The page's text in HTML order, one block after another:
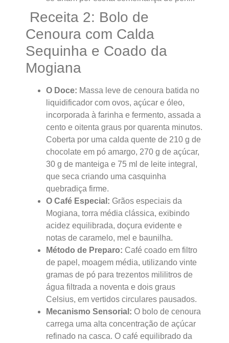
Receita 2: Bolo de
Cenoura com Calda
Sequinha e Coado da
Mogiana
O Doce: Massa leve de cenoura batida no
liquidificador com ovos, açúcar e óleo,
incorporada à farinha e fermento, assada a
cento e oitenta graus por quarenta minutos.
Coberta por uma calda quente de 210 g de
chocolate em pó amargo, 270 g de açúcar,
30 g de manteiga e 75 ml de leite integral,
que seca criando uma casquinha
quebradiça firme.
O Café Especial: Grãos especiais da
Mogiana, torra média clássica, exibindo
acidez equilibrada, doçura evidente e
notas de caramelo, mel e baunilha.
Método de Preparo: Café coado em filtro
de papel, moagem média, utilizando vinte
gramas de pó para trezentos mililitros de
água filtrada a noventa e dois graus
Celsius, em vertidos circulares pausados.
Mecanismo Sensorial: O bolo de cenoura
carrega uma alta concentração de açúcar
refinado na casca. O café equilibrado da